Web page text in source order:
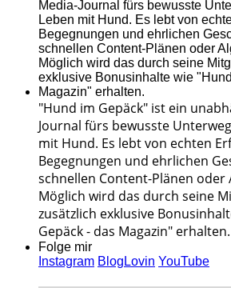
"Hund im Gepäck" ist ein
Journal fürs bewusste
mit Hund. Es lebt von echten
Begegnungen und ehrlichen
schnellen Content-Plänen
Möglich wird das durch seine
zusätzlich exklusive
Gepäck - das Magazin" erhalten.
Folge mir
Instagram BlogLovin YouTube